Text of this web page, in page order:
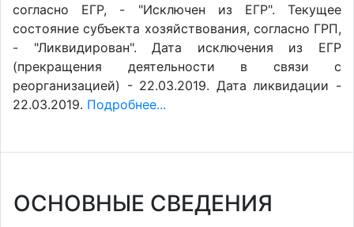
согласно ЕГР, - "Исключен из ЕГР". Текущее
состояние субъекта хозяйствования, согласно ГРП,
- "Ликвидирован". Дата исключения из ЕГР
(прекращения деятельности в связи с
реорганизацией) - 22.03.2019. Дата ликвидации -
22.03.2019. Подробнее...
ОСНОВНЫЕ СВЕДЕНИЯ